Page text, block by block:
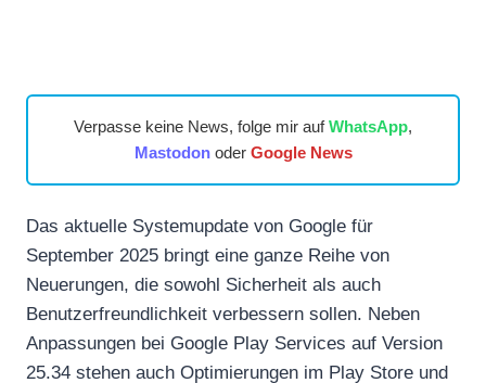
Verpasse keine News, folge mir aufWhatsApp,
Mastodonoder Google News
Das aktuelle Systemupdate von Google für
September 2025 bringt eine ganze Reihe von
Neuerungen, die sowohl Sicherheit als auch
Benutzerfreundlichkeit verbessern sollen. Neben
Anpassungen bei Google Play Services auf Version
25.34 stehen auch Optimierungen im Play Store und